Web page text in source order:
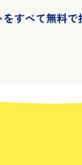
すべて無料で